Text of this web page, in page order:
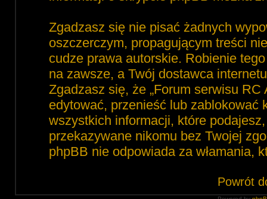
Zgadzasz się nie pisać żadnych
oszczerczym, propagującym treści
cudze prawa autorskie. Robienie
na zawsze, a Twój dostawca
Zgadzasz się, że „Forum serwisu
edytować, przenieść lub zablokować
wszystkich informacji, które
przekazywane nikomu bez Twojej
phpBB nie odpowiada za włamania,
Powrót